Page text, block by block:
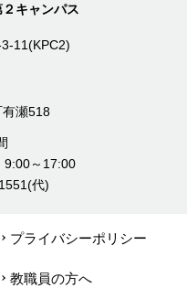
キャンパス
11(KPC2)
瀬518
9:00～17:00
代)
プライバシーポリシー
教職員の方へ